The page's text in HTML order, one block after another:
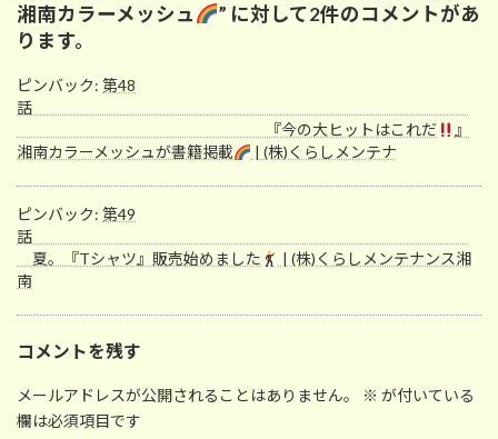
湘南カラーメッシュ
” に対して2件のコメントがあ
ります。
ピンバック: 第48
話
『今の大ヒットはこれだ
』
湘南カラーメッシュが書籍掲載
| (株)くらしメンテナ
ピンバック: 第49
話
夏。『Tシャツ』販売始めました
| (株)くらしメンテナンス湘
南
コメントを残す
メールアドレスが公開されることはありません。 ※ が付いている
欄は必須項目です